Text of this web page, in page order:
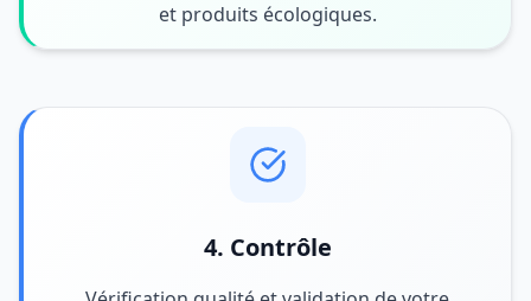
et produits écologiques.
4. Contrôle